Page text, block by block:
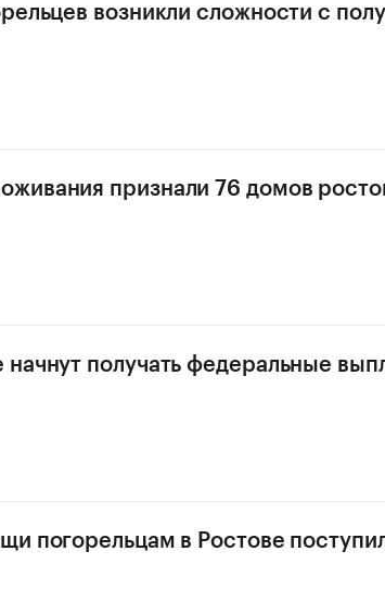
возникли сложности с
признали 76 домов
начнут получать федеральные
погорельцам в Ростове